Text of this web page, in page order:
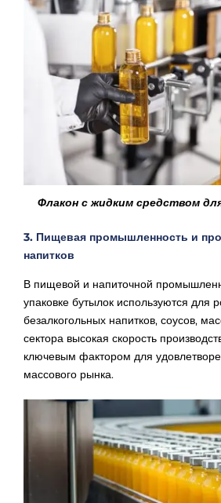
Флакон с жидким средством
3. Пищевая промышленность и
напитков
В пищевой и напиточной
упаковке бутылок используются для
безалкогольных напитков, соусов,
сектора высокая скорость
ключевым фактором для
массового рынка.